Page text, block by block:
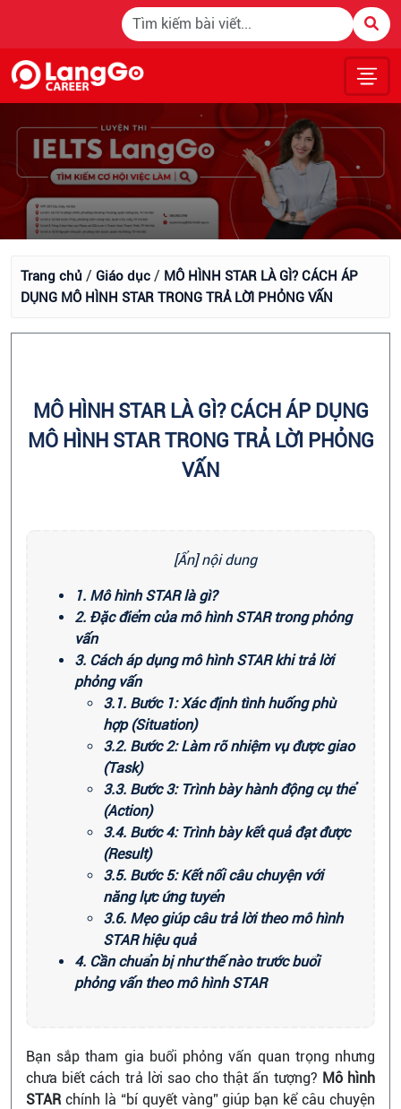
Trang chủ / Giáo dục / MÔ HÌNH STAR LÀ GÌ? CÁCH ÁP
DỤNG MÔ HÌNH STAR TRONG TRẢ LỜI PHỎNG VẤN
MÔ HÌNH STAR LÀ GÌ? CÁCH ÁP DỤNG
MÔ HÌNH STAR TRONG TRẢ LỜI PHỎNG
VẤN
[Ẩn] nội dung
1. Mô hình STAR là gì?
2. Đặc điểm của mô hình STAR trong phỏng
vấn
3. Cách áp dụng mô hình STAR khi trả lời
phỏng vấn
3.1. Bước 1: Xác định tình huống phù
hợp (Situation)
3.2. Bước 2: Làm rõ nhiệm vụ được giao
(Task)
3.3. Bước 3: Trình bày hành động cụ thể
(Action)
3.4. Bước 4: Trình bày kết quả đạt được
(Result)
3.5. Bước 5: Kết nối câu chuyện với
năng lực ứng tuyển
3.6. Mẹo giúp câu trả lời theo mô hình
STAR hiệu quả
4. Cần chuẩn bị như thế nào trước buổi
phỏng vấn theo mô hình STAR
Bạn sắp tham gia buổi phỏng vấn quan trọng nhưng
chưa biết cách trả lời sao cho thật ấn tượng? Mô hình
STARchính là “bí quyết vàng” giúp bạn kể câu chuyện